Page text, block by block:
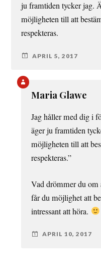
ju framtiden tycker jag.
möjligheten till att
respekteras.
APRIL 5, 2017
Maria Glawe
Jag håller med dig i
äger ju framtiden
möjligheten till att
respekteras.”
Vad drömmer du om
får du möjlighet att
intressant att höra.
APRIL 10, 2017